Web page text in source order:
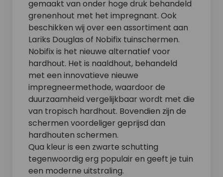
gemaakt van onder hoge druk behandeld
grenenhout met het impregnant. Ook
beschikken wij over een assortiment aan
Lariks Douglas of Nobifix tuinschermen.
Nobifix is het nieuwe alternatief voor
hardhout. Het is naaldhout, behandeld
met een innovatieve nieuwe
impregneermethode, waardoor de
duurzaamheid vergelijkbaar wordt met die
van tropisch hardhout. Bovendien zijn de
schermen voordeliger geprijsd dan
hardhouten schermen.
Qua kleur is een zwarte schutting
tegenwoordig erg populair en geeft je tuin
een moderne uitstraling.